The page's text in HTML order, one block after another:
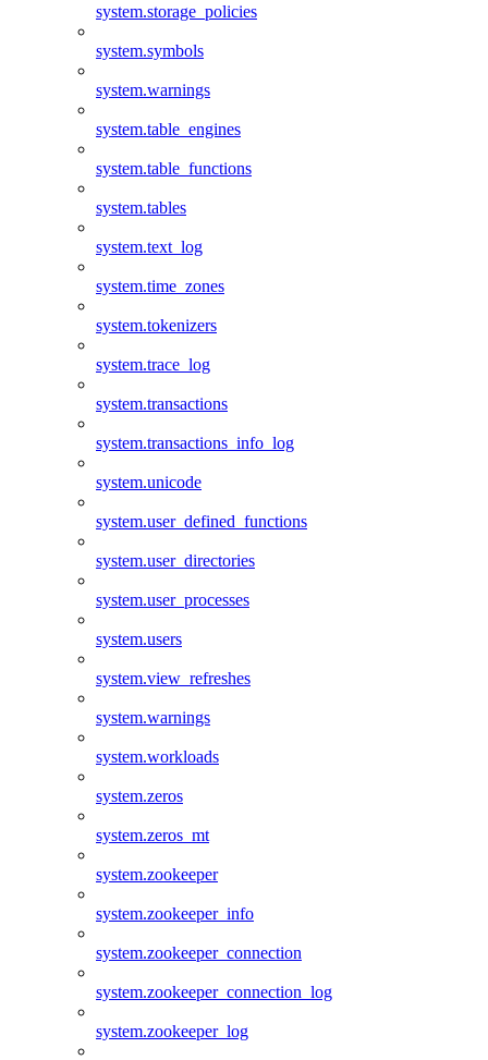
system.storage_policies
system.symbols
system.warnings
system.table_engines
system.table_functions
system.tables
system.text_log
system.time_zones
system.tokenizers
system.trace_log
system.transactions
system.transactions_info_log
system.unicode
system.user_defined_functions
system.user_directories
system.user_processes
system.users
system.view_refreshes
system.warnings
system.workloads
system.zeros
system.zeros_mt
system.zookeeper
system.zookeeper_info
system.zookeeper_connection
system.zookeeper_connection_log
system.zookeeper_log